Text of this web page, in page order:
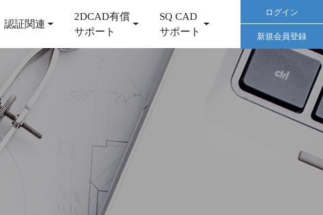
認証関連
2DCAD有償
サポート
SQ CAD
サポート
ログイン
新規会員登録